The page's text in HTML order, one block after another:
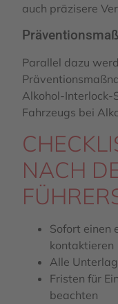
auch präzisere
Parallel dazu
Alkohol-Interlock-
Fahrzeugs bei
NACH
Sofort einen
kontaktieren
Alle
Fristen für
beachten